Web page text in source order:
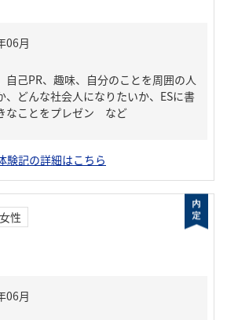
自己PR、趣味、自分のことを周囲の人
、どんな社会人になりたいか、ESに書
なことをプレゼン など
験記の詳細はこちら
女性